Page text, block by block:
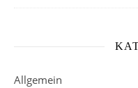
Allgemein